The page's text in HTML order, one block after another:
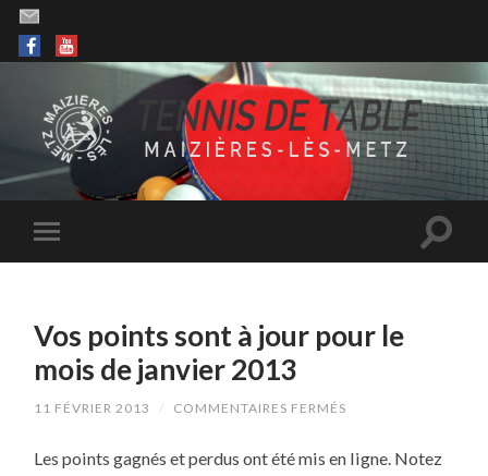
Vos points sont à jour pour le
mois de janvier 2013
11 FÉVRIER 2013 / COMMENTAIRES FERMÉS
SONT
Les points gagnés et perdus ont été mis en ligne. Notez